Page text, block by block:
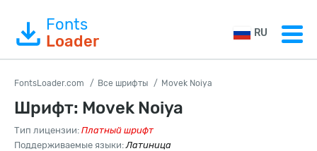
Fonts
Loader
RU
FontsLoader.com Все шрифты Movek Noiya
Шрифт: Movek Noiya
Тип лицензии: Платный шрифт
Поддерживаемые языки:Латиница